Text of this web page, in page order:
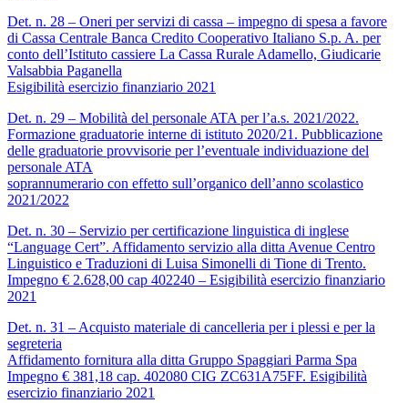
Det. n. 28 – Oneri per servizi di cassa – impegno di spesa a favore
di Cassa Centrale Banca Credito Cooperativo Italiano S.p. A. per
conto dell’Istituto cassiere La Cassa Rurale Adamello, Giudicarie
Valsabbia Paganella
Esigibilità esercizio finanziario 2021
Det. n. 29 – Mobilità del personale ATA per l’a.s. 2021/2022.
Formazione graduatorie interne di istituto 2020/21. Pubblicazione
delle graduatorie provvisorie per l’eventuale individuazione del
personale ATA
soprannumerario con effetto sull’organico dell’anno scolastico
2021/2022
Det. n. 30 – Servizio per certificazione linguistica di inglese
“Language Cert”. Affidamento servizio alla ditta Avenue Centro
Linguistico e Traduzioni di Luisa Simonelli di Tione di Trento.
Impegno € 2.628,00 cap 402240 – Esigibilità esercizio finanziario
2021
Det. n. 31 – Acquisto materiale di cancelleria per i plessi e per la
segreteria
Affidamento fornitura alla ditta Gruppo Spaggiari Parma Spa
Impegno € 381,18 cap. 402080 CIG ZC631A75FF. Esigibilità
esercizio finanziario 2021